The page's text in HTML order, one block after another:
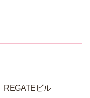
REGATEビル